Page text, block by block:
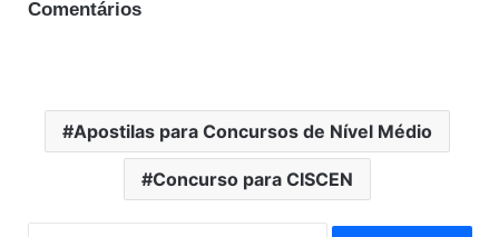
Comentários
Apostilas para Concursos de Nível Médio
Concurso para CISCEN